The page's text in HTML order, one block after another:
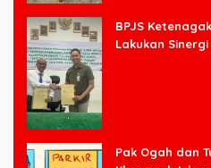
BPJS
Lakukan
Pak Ogah dan